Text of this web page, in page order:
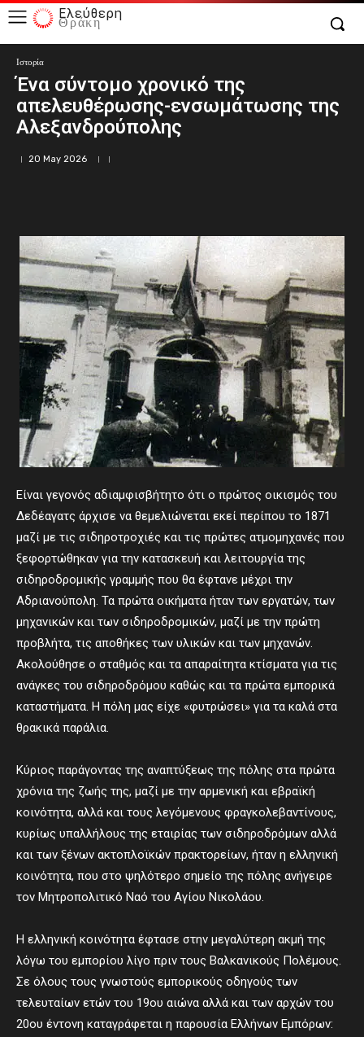
Ελεύθερη
Θράκη
Ιστορία
Ένα σύντομο χρονικό της
απελευθέρωσης-ενσωμάτωσης της
Αλεξανδρούπολης
20 May 2026
Είναι γεγονός αδιαμφισβήτητο ότι ο πρώτος οικισμός του
Δεδέαγατς άρχισε να θεμελιώνεται εκεί περίπου το 1871
μαζί με τις σιδηροτροχιές και τις πρώτες ατμομηχανές που
ξεφορτώθηκαν για την κατασκευή και λειτουργία της
σιδηροδρομικής γραμμής που θα έφτανε μέχρι την
Αδριανούπολη. Τα πρώτα οικήματα ήταν των εργατών, των
μηχανικών και των σιδηροδρομικών, μαζί με την πρώτη
προβλήτα, τις αποθήκες των υλικών και των μηχανών.
Ακολούθησε ο σταθμός και τα απαραίτητα κτίσματα για τις
ανάγκες του σιδηροδρόμου καθώς και τα πρώτα εμπορικά
καταστήματα. Η πόλη μας είχε «φυτρώσει» για τα καλά στα
θρακικά παράλια.
Κύριος παράγοντας της αναπτύξεως της πόλης στα πρώτα
χρόνια της ζωής της, μαζί με την αρμενική και εβραϊκή
κοινότητα, αλλά και τους λεγόμενους φραγκολεβαντίνους,
κυρίως υπαλλήλους της εταιρίας των σιδηροδρόμων αλλά
και των ξένων ακτοπλοϊκών πρακτορείων, ήταν η ελληνική
κοινότητα, που στο ψηλότερο σημείο της πόλης ανήγειρε
τον Μητροπολιτικό Ναό του Αγίου Νικολάου.
Η ελληνική κοινότητα έφτασε στην μεγαλύτερη ακμή της
λόγω του εμπορίου λίγο πριν τους Βαλκανικούς Πολέμους.
Σε όλους τους γνωστούς εμπορικούς οδηγούς των
τελευταίων ετών του 19ου αιώνα αλλά και των αρχών του
20ου έντονη καταγράφεται η παρουσία Ελλήνων Εμπόρων: